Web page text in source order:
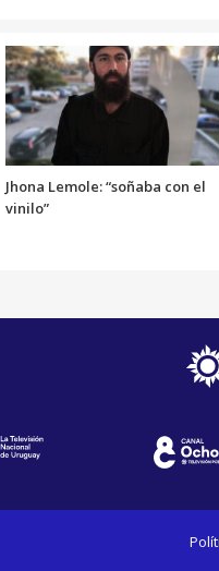
Jhona Lemole: “soñaba con el
vinilo”